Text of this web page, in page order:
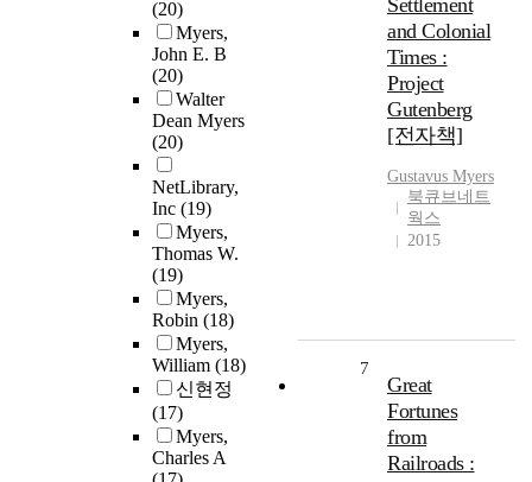
(20)
Myers,
John E. B
(20)
Walter
Dean Myers
(20)
NetLibrary,
Inc (19)
Myers,
Thomas W.
(19)
Myers,
Robin (18)
Myers,
William (18)
신현정
(17)
Myers,
Charles A
Settlement
and Colonial
Times :
Project
Gutenberg
[전자책]
Gustavus Myers
북큐브네트
웍스
2015
7
Great
Fortunes
from
Railroads :